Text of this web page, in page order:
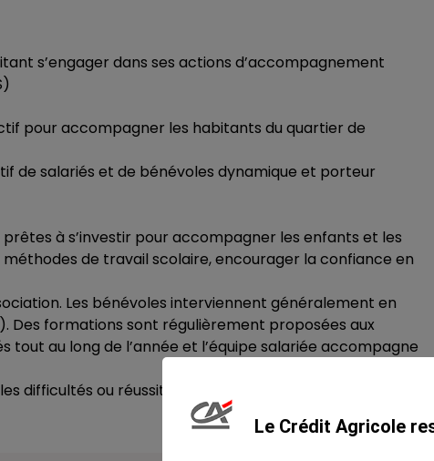
s’engager dans ses actions d’accompagnement
pour accompagner les habitants du quartier de
de salariés et de bénévoles dynamique et porteur
à s’investir pour accompagner les enfants et les
de travail scolaire, encourager la confiance en
Les bénévoles interviennent généralement en
Des formations sont régulièrement proposées aux
au long de l’année et l’équipe salariée accompagne
difficultés ou réussites et pour accompagner chacun
Le Crédit Agricole